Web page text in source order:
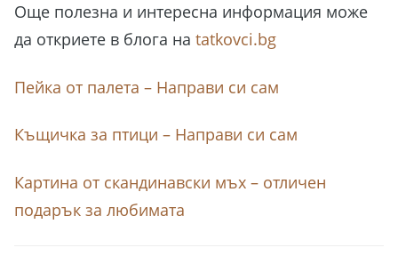
Още полезна и интересна информация може
да откриете в блога на tatkovci.bg
Пейка от палета – Направи си сам
Къщичка за птици – Направи си сам
Картина от скандинавски мъх – отличен
подарък за любимата